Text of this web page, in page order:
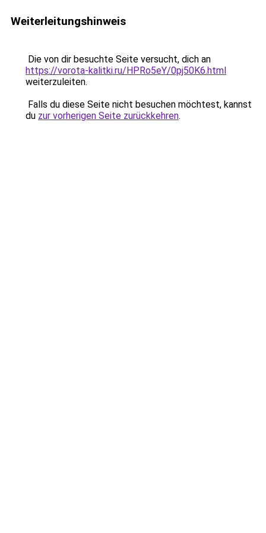
Weiterleitungshinweis
Die von dir besuchte Seite versucht, dich an
https://vorota-kalitki.ru/HPRo5eY/0pj50K6.html
weiterzuleiten.
Falls du diese Seite nicht besuchen möchtest, kannst
du zur vorherigen Seite zurückkehren.